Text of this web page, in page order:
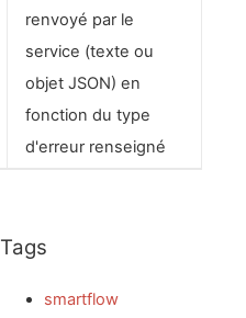
renvoyé par le
service (texte ou
objet JSON) en
fonction du type
d'erreur renseigné
Tags
smartflow